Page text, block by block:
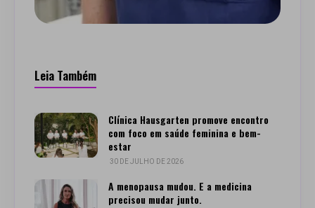
Leia Também
Clínica Hausgarten promove encontro
com foco em saúde feminina e bem-
estar
30 DE JULHO DE 2026
A menopausa mudou. E a medicina
precisou mudar junto.